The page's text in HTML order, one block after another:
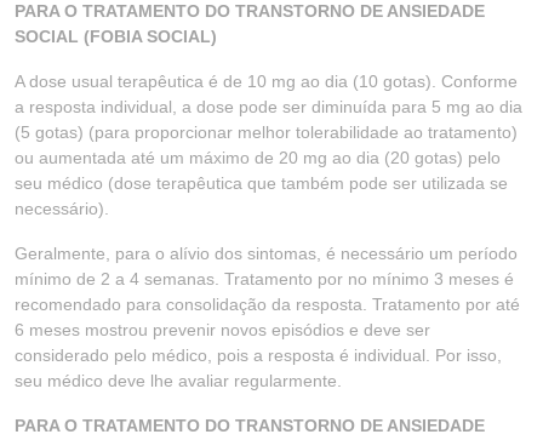
PARA O TRATAMENTO DO TRANSTORNO DE ANSIEDADE
SOCIAL (FOBIA SOCIAL)
A dose usual terapêutica é de 10 mg ao dia (10 gotas). Conforme
a resposta individual, a dose pode ser diminuída para 5 mg ao dia
(5 gotas) (para proporcionar melhor tolerabilidade ao tratamento)
ou aumentada até um máximo de 20 mg ao dia (20 gotas) pelo
seu médico (dose terapêutica que também pode ser utilizada se
necessário).
Geralmente, para o alívio dos sintomas, é necessário um período
mínimo de 2 a 4 semanas. Tratamento por no mínimo 3 meses é
recomendado para consolidação da resposta. Tratamento por até
6 meses mostrou prevenir novos episódios e deve ser
considerado pelo médico, pois a resposta é individual. Por isso,
seu médico deve lhe avaliar regularmente.
PARA O TRATAMENTO DO TRANSTORNO DE ANSIEDADE